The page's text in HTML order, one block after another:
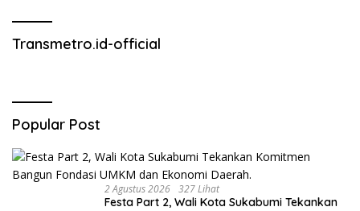
Transmetro.id-official
Popular Post
2 Agustus 2026 327 Lihat
Festa Part 2, Wali Kota Sukabumi Tekankan